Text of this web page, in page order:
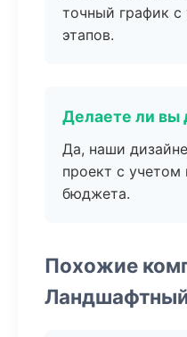
точный график с
этапов.
Делаете ли вы
Да, наши
проект с
бюджета.
Похожие